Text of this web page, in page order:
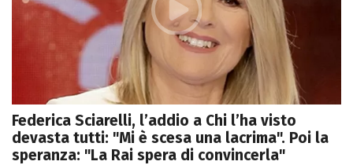
Federica Sciarelli, l’addio a Chi l’ha visto
devasta tutti: "Mi è scesa una lacrima". Poi la
speranza: "La Rai spera di convincerla"